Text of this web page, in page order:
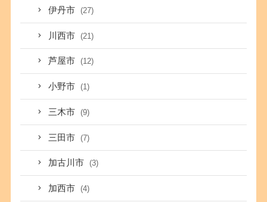
伊丹市 (27)
川西市 (21)
芦屋市 (12)
小野市 (1)
三木市 (9)
三田市 (7)
加古川市 (3)
加西市 (4)